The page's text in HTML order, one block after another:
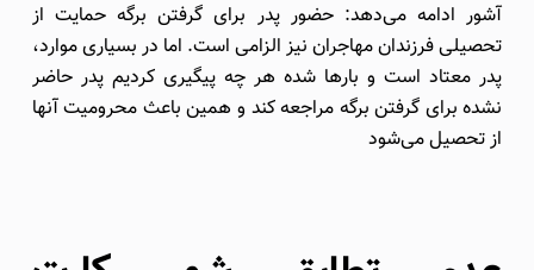
آشور ادامه می‌دهد: حضور پدر برای گرفتن برگه حمایت از
تحصیلی فرزندان مهاجران نیز الزامی است. اما در بسیاری موارد،
پدر معتاد است و بارها شده هر چه پیگیری کردیم پدر حاضر
نشده برای گرفتن برگه مراجعه کند و همین باعث محرومیت آنها
از تحصیل می‌شود